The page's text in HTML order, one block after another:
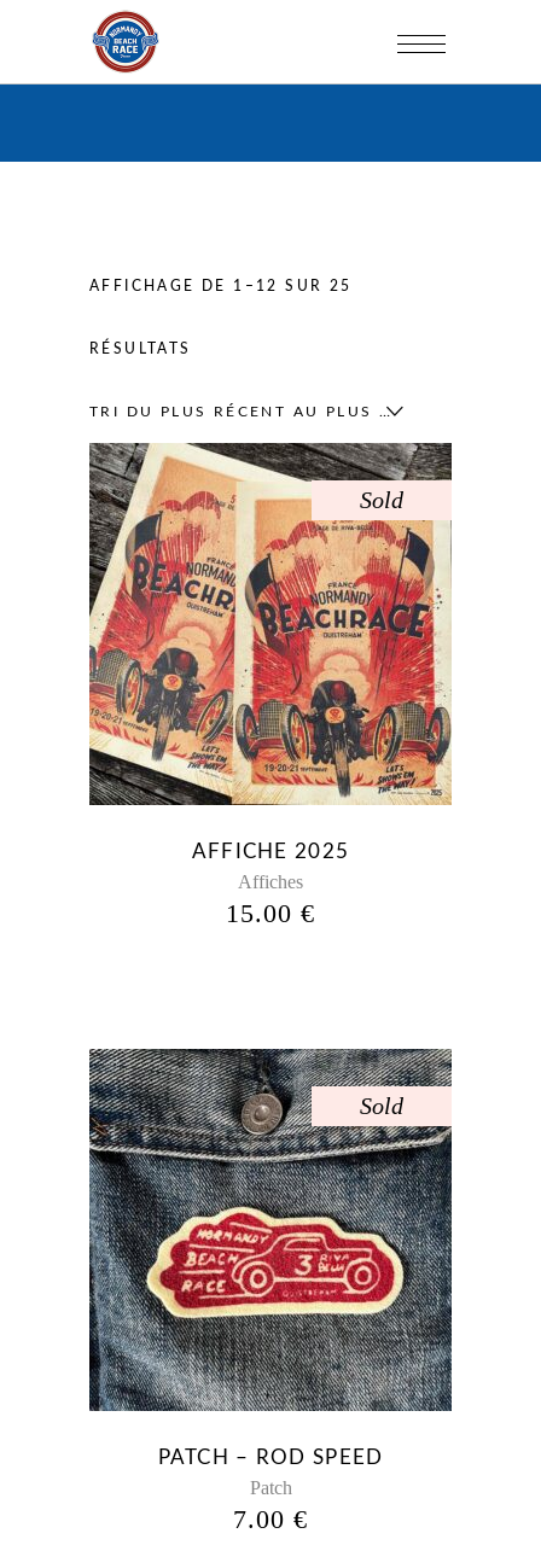
AFFICHAGE DE 1–12 SUR 25
RÉSULTATS
DU
PLUS
RÉCENT
AU
PLUS
ANCIEN
TRI DU PLUS RÉCENT AU PLUS ANCIEN
Sold
AFFICHE 2025
Affiches
15.00€
Sold
PATCH – ROD SPEED
Patch
7.00€